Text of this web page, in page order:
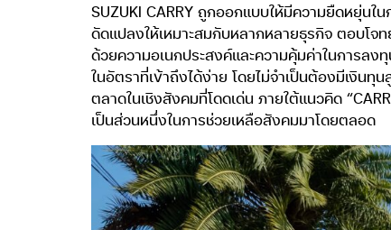
SUZUKI CARRY ถูกออกแบบให้มีความยืดหยุ่น
ดัดแปลงให้เหมาะสมกับหลากหลายธุรกิจ ตอบโจ
ด้วยความอเนกประสงค์และความคุ้มค่าในการลง
ในอัตราที่เข้าถึงได้ง่าย โดยไม่จำเป็นต้องมีเงิน
ตลาดในเชิงสังคมที่โดดเด่น ภายใต้แนวคิด
เป็นส่วนหนึ่งในการช่วยเหลือสังคมมาโดยตลอด